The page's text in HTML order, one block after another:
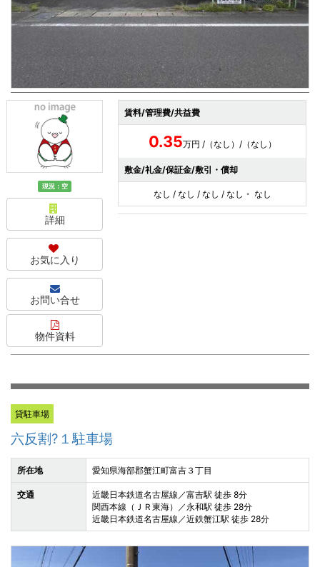
現況：空
詳細
お気に入り
お問い合せ
物件資料
賃料/管理費/共益費
0.35万円 /（なし）/（なし）
敷金/礼金/保証金/敷引・償却
なし / なし / なし / なし・ なし
貸駐車場
六反割?１駐車場
所在地 愛知県海部郡蟹江町富吉３丁目
交通
近畿日本鉄道名古屋線／富吉駅 徒歩 8分
関西本線（ＪＲ東海）／永和駅 徒歩 28分
近畿日本鉄道名古屋線／近鉄蟹江駅 徒歩 28分